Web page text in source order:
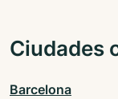
Ciudades
Barcelona